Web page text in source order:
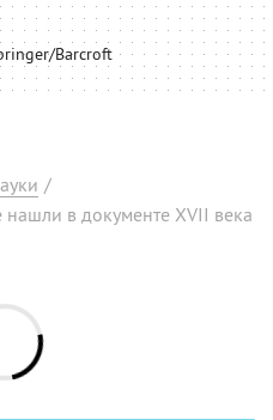
Barcroft
/
в документе XVII века